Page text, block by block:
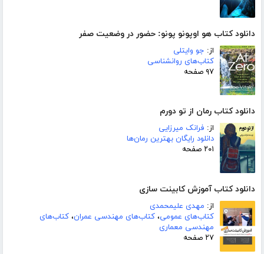
دانلود کتاب هو اوپونو پونو: حضور در وضعیت صفر
از: جو وایتلی
کتاب‌های روانشناسی
۹۷ صفحه
دانلود کتاب رمان از تو دورم
از: فرانک میرزایی
دانلود رایگان بهترین رمان‌ها
۲۰۱ صفحه
دانلود کتاب آموزش کابینت سازی
از: مهدی علیمحمدی
کتاب‌های عمومی، کتاب‌های مهندسی عمران، کتاب‌های
مهندسی معماری
۲۷ صفحه